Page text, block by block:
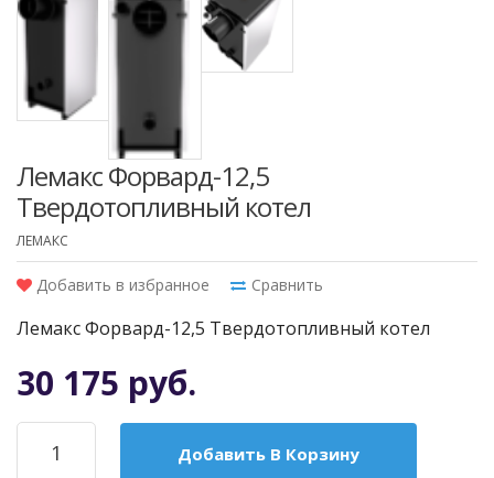
Лемакс Форвард-12,5
Твердотопливный котел
ЛЕМАКС
Добавить в избранное Сравнить
Лемакс Форвард-12,5 Твердотопливный котел
30 175 руб.
Добавить В Корзину